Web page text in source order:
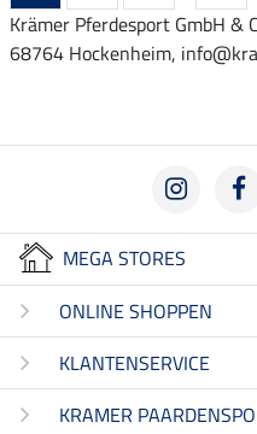
Krämer Pferdesport GmbH &
68764 Hockenheim,
MEGA STORES
ONLINE SHOPPEN
KLANTENSERVICE
KRAMER